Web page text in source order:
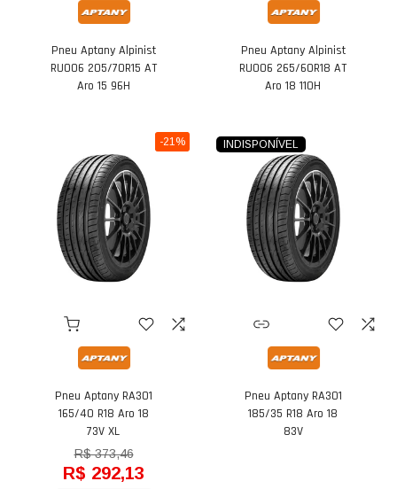
Pneu Aptany Alpinist
RU006 205/70R15 AT
Aro 15 96H
Pneu Aptany Alpinist
RU006 265/60R18 AT
Aro 18 110H
-21%
Pneu Aptany RA301
165/40 R18 Aro 18
73V XL
R$ 373,46
R$ 292,13
INDISPONÍVEL
Pneu Aptany RA301
185/35 R18 Aro 18
83V